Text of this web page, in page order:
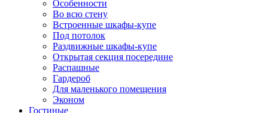
Особенности
Во всю стену
Встроенные шкафы-купе
Под потолок
Раздвижные шкафы-купе
Открытая секция посередине
Распашные
Гардероб
Для маленького помещения
Эконом
Гостиные